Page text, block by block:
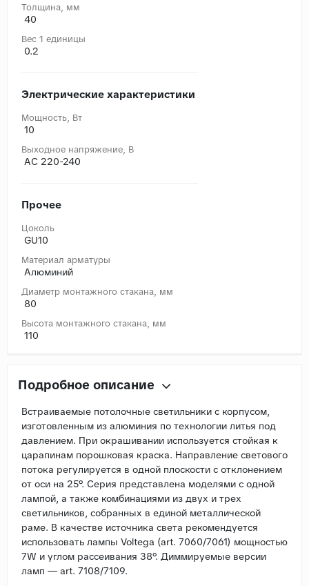
Толщина, мм
40
Вес 1 единицы
0.2
Электрические характеристики
Мощность, Вт
10
Выходное напряжение, В
AC 220-240
Прочее
Цоколь
GU10
Материал арматуры
Алюминий
Диаметр монтажного стакана, мм
80
Высота монтажного стакана, мм
110
Подробное описание
Встраиваемые потолочные светильники с корпусом,
изготовленным из алюминия по технологии литья под
давлением. При окрашивании используется стойкая к
царапинам порошковая краска. Направление светового
потока регулируется в одной плоскости с отклонением
от оси на 25°. Серия представлена моделями с одной
лампой, а также комбинациями из двух и трех
светильников, собранных в единой металлической
раме. В качестве источника света рекомендуется
использовать лампы Voltega (art. 7060/7061) мощностью
7W и углом рассеивания 38°. Диммируемые версии
ламп — art. 7108/7109.